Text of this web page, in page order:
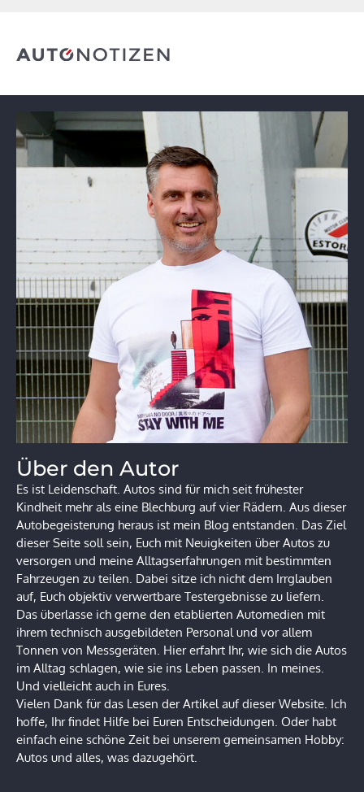
Über den Autor
Es ist Leidenschaft. Autos sind für mich seit frühester
Kindheit mehr als eine Blechburg auf vier Rädern. Aus dieser
Autobegeisterung heraus ist mein Blog entstanden. Das Ziel
dieser Seite soll sein, Euch mit Neuigkeiten über Autos zu
versorgen und meine Alltagserfahrungen mit bestimmten
Fahrzeugen zu teilen. Dabei sitze ich nicht dem Irrglauben
auf, Euch objektiv verwertbare Testergebnisse zu liefern.
Das überlasse ich gerne den etablierten Automedien mit
ihrem technisch ausgebildeten Personal und vor allem
Tonnen von Messgeräten. Hier erfahrt Ihr, wie sich die Autos
im Alltag schlagen, wie sie ins Leben passen. In meines.
Und vielleicht auch in Eures.
Vielen Dank für das Lesen der Artikel auf dieser Website. Ich
hoffe, Ihr findet Hilfe bei Euren Entscheidungen. Oder habt
einfach eine schöne Zeit bei unserem gemeinsamen Hobby:
Autos und alles, was dazugehört.